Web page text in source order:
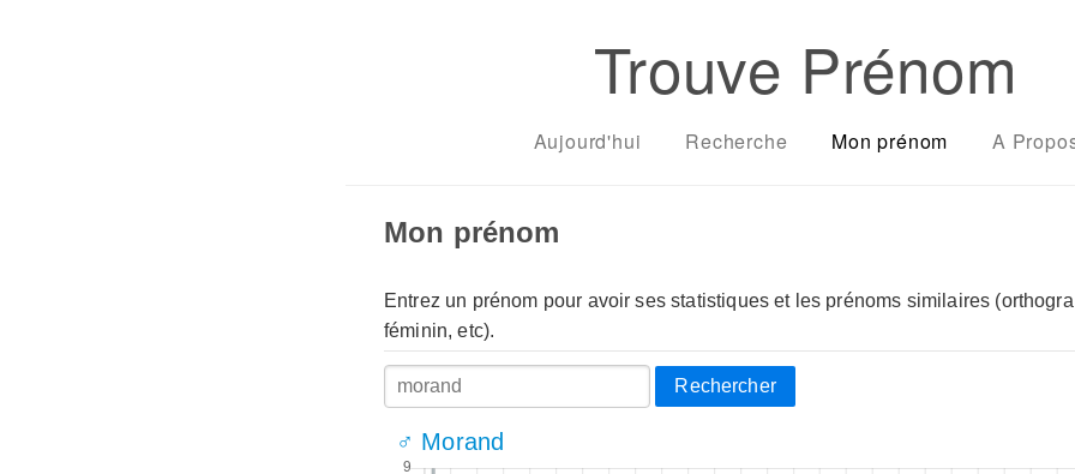
Trouve Prénom
Aujourd'hui Recherche Mon prénom A
Mon prénom
Entrez un prénom pour avoir ses statistiques et les prénoms similaires
féminin, etc).
Rechercher
♂ Morand